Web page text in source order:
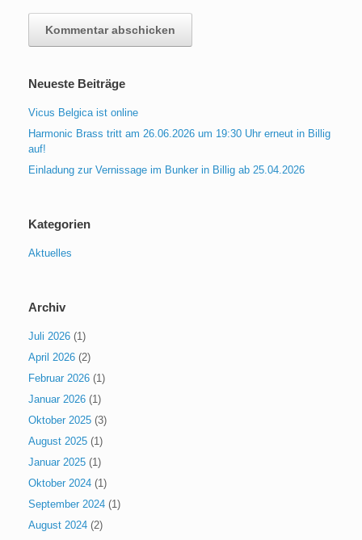
Neueste Beiträge
Vicus Belgica ist online
Harmonic Brass tritt am 26.06.2026 um 19:30 Uhr erneut in Billig
auf!
Einladung zur Vernissage im Bunker in Billig ab 25.04.2026
Kategorien
Aktuelles
Archiv
Juli 2026 (1)
April 2026 (2)
Februar 2026 (1)
Januar 2026 (1)
Oktober 2025 (3)
August 2025 (1)
Januar 2025 (1)
Oktober 2024 (1)
September 2024 (1)
August 2024 (2)